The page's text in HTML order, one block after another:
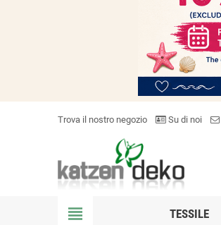
Trova il nostro negozio Su di noi
view_headline TESSILE